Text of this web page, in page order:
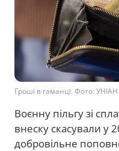
Гроші в гаманці. Фото: УНІАН
Воєнну пільгу зі
внеску скасували у
добровільне